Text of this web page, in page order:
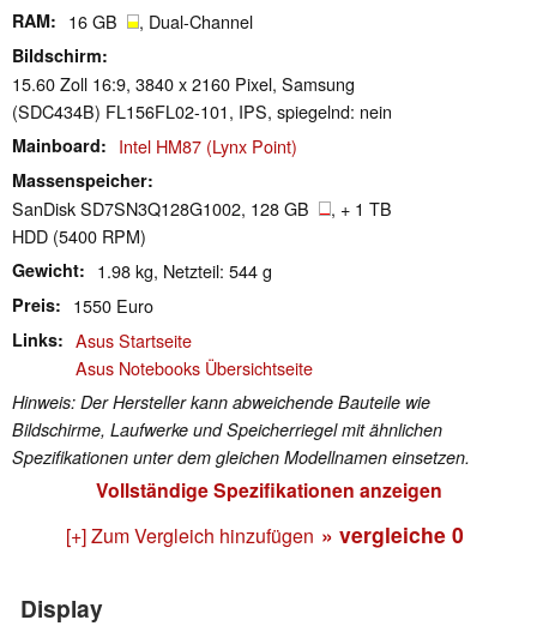
RAM 16 GB , Dual-Channel
Bildschirm
15.60 Zoll 16:9, 3840 x 2160 Pixel, Samsung
(SDC434B) FL156FL02-101, IPS, spiegelnd: nein
Mainboard Intel HM87 (Lynx Point)
Massenspeicher
SanDisk SD7SN3Q128G1002, 128 GB
, + 1 TB
HDD (5400 RPM)
Gewicht 1.98 kg, Netzteil: 544 g
Preis 1550 Euro
Links
Asus Startseite
Asus Notebooks Übersichtseite
Hinweis: Der Hersteller kann abweichende Bauteile wie
Bildschirme, Laufwerke und Speicherriegel mit ähnlichen
Spezifikationen unter dem gleichen Modellnamen einsetzen.
Vollständige Spezifikationen anzeigen
[+] Zum Vergleich hinzufügen » vergleiche 0
Display